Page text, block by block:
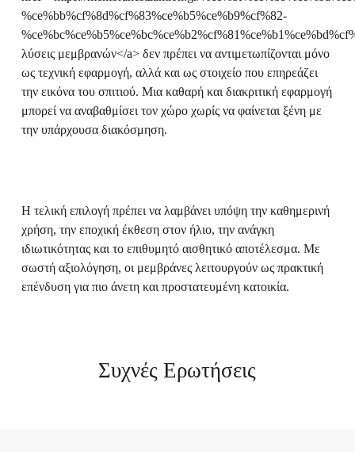
%ce%bb%cf%8d%cf%83%ce%b5%ce%b9%cf%82-
λύσεις μεμβρανών</a> δεν πρέπει να αντιμετωπίζονται μόνο
ως τεχνική εφαρμογή, αλλά και ως στοιχείο που επηρεάζει
την εικόνα του σπιτιού. Μια καθαρή και διακριτική εφαρμογή
μπορεί να αναβαθμίσει τον χώρο χωρίς να φαίνεται ξένη με
την υπάρχουσα διακόσμηση.
Η τελική επιλογή πρέπει να λαμβάνει υπόψη την καθημερινή
χρήση, την εποχική έκθεση στον ήλιο, την ανάγκη
ιδιωτικότητας και το επιθυμητό αισθητικό αποτέλεσμα. Με
σωστή αξιολόγηση, οι μεμβράνες λειτουργούν ως πρακτική
επένδυση για πιο άνετη και προστατευμένη κατοικία.
Συχνές Ερωτήσεις